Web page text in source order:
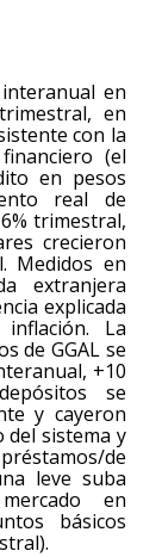
en
en
con la
(el
en pesos
real de
trimestral,
crecieron
Medidos en
extranjera
explicada
La
de GGAL se
+10
se
y cayeron
del sistema y
de
leve suba
en
básicos